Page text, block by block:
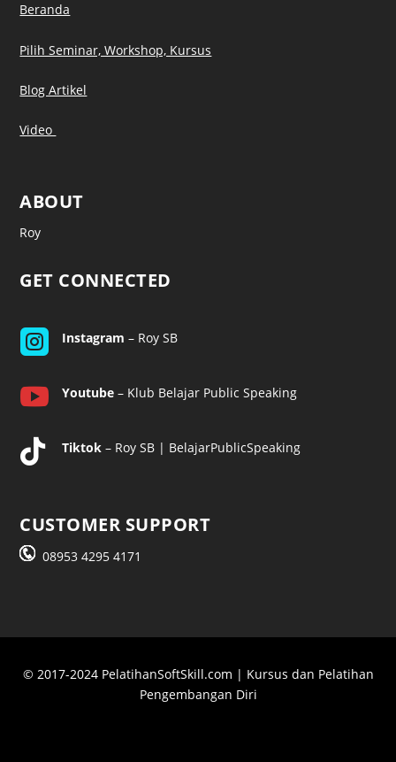
Beranda
Pilih Seminar, Workshop, Kursus
Blog Artikel
Video
ABOUT
Roy
GET CONNECTED
 Instagram – Roy SB
 Youtube– Klub Belajar Public Speaking
 Tiktok– Roy SB | BelajarPublicSpeaking
CUSTOMER SUPPORT
08953 4295 4171
© 2017-2024 PelatihanSoftSkill.com | Kursus dan Pelatihan
Pengembangan Diri